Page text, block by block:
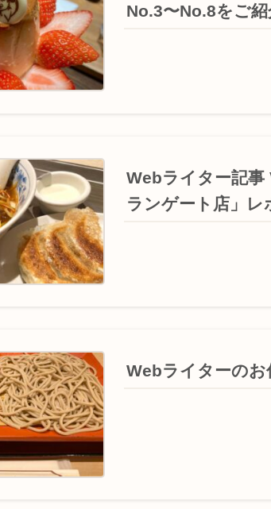
No.3〜No.8をご紹
Webライター記
ランゲート店」レ
Webライターのお